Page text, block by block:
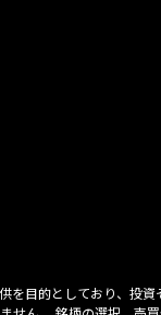
を目的としており、投資